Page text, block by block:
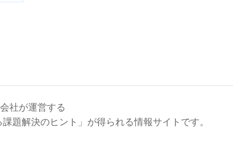
社が運営する
課題解決のヒント」が得られる情報サイトです。